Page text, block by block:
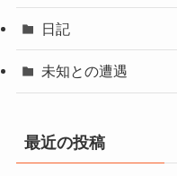
日記
未知との遭遇
最近の投稿